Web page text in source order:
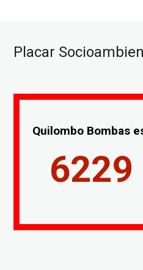
Placar
Quilombo Bombas
6229